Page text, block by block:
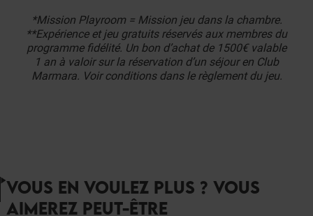
*Mission Playroom = Mission jeu dans la chambre.
**Expérience et jeu gratuits réservés aux membres du
programme fidélité. Un bon d’achat de 1500€ valable
1 an à valoir sur la réservation d’un séjour en Club
Marmara. Voir conditions dans le règlement du jeu.
VOUS EN VOULEZ PLUS ? VOUS
AIMEREZ PEUT-ÊTRE